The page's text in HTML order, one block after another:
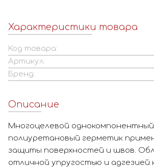
Характеристики товара
Код товара:
Артикул:
Бренд:
Описание
Многоцелевой однокомпонентный
полиуретановый герметик
защиты поверхностей и швов.
отличной упругостью и адгезией